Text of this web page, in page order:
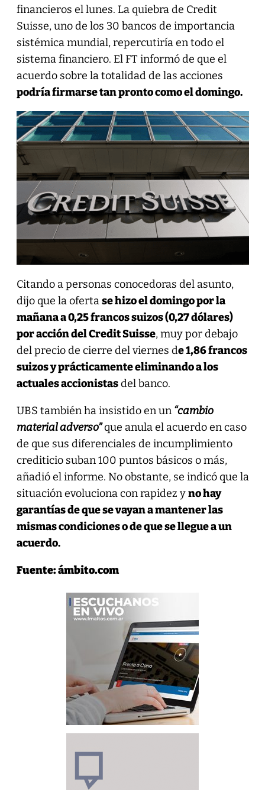
financieros el lunes. La quiebra de Credit
Suisse, uno de los 30 bancos de importancia
sistémica mundial, repercutiría en todo el
sistema financiero. El FT informó de que el
acuerdo sobre la totalidad de las acciones
podría firmarse tan pronto como el domingo.
Citando a personas conocedoras del asunto,
dijo que la ofertase hizo el domingo por la
mañana a 0,25 francos suizos (0,27 dólares)
por acción del Credit Suisse, muy por debajo
del precio de cierre del viernes de 1,86 francos
suizos y prácticamente eliminando a los
actuales accionistasdel banco.
UBS también ha insistido en un “cambio
material adverso”que anula el acuerdo en caso
de que sus diferenciales de incumplimiento
crediticio suban 100 puntos básicos o más,
añadió el informe. No obstante, se indicó que la
situación evoluciona con rapidez yno hay
garantías de que se vayan a mantener las
mismas condiciones o de que se llegue a un
acuerdo.
Fuente: ámbito.com